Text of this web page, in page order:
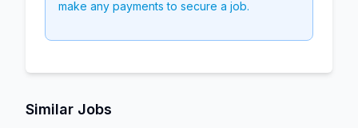
make any payments to secure a job.
Similar Jobs